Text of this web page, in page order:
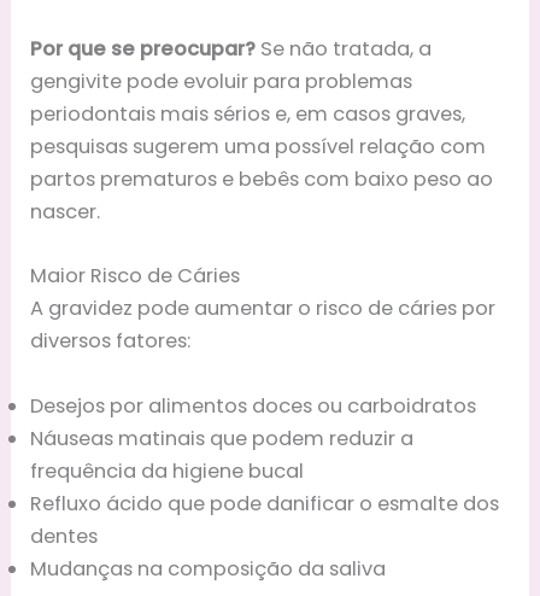
Por que se preocupar? Se não tratada, a
gengivite pode evoluir para problemas
periodontais mais sérios e, em casos graves,
pesquisas sugerem uma possível relação com
partos prematuros e bebês com baixo peso ao
nascer.
Maior Risco de Cáries
A gravidez pode aumentar o risco de cáries por
diversos fatores:
Desejos por alimentos doces ou carboidratos
Náuseas matinais que podem reduzir a
frequência da higiene bucal
Refluxo ácido que pode danificar o esmalte dos
dentes
Mudanças na composição da saliva